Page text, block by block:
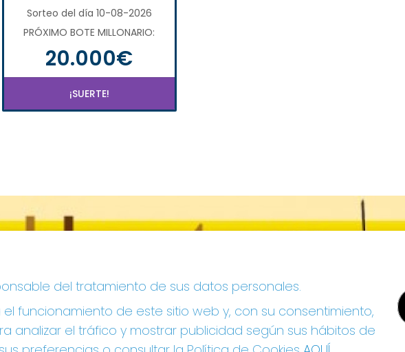
Sorteo del día 10-08-2026
PRÓXIMO BOTE MILLONARIO:
20.000€
¡SUERTE!
del tratamiento de sus datos personales.
funcionamiento de este sitio web y, con su consentimiento,
analizar el tráfico y mostrar publicidad según sus hábitos de